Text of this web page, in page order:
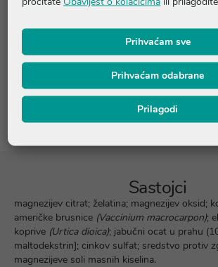
Upute o proizvodu
Pitanja i odgovori
Recenzije
Sastojci
magnezijev citrat; želatina; magnezijev oksid;
američke brusnice (Vaccinium macrocarpon);
koprive (Urtica dioica); jabučni ocat u prahu
maltodekstrin]; cinkov sulfat; sredstvo protiv
magnezijeve soli masnih kiselina.
Prihvaćam sve
Prihvaćam odabrane
Prilagodi